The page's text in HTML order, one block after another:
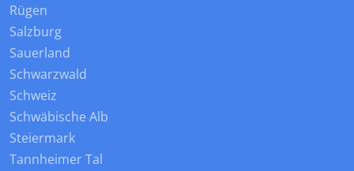
Rügen
Salzburg
Sauerland
Schwarzwald
Schweiz
Schwäbische Alb
Steiermark
Tannheimer Tal